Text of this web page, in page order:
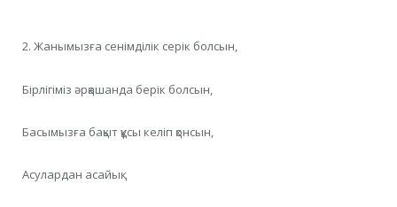
2. Жанымызға сенімділік серік болсын,
Бірлігіміз әрқашанда берік болсын,
Басымызға бақыт құсы келіп қонсын,
Асулардан асайық.